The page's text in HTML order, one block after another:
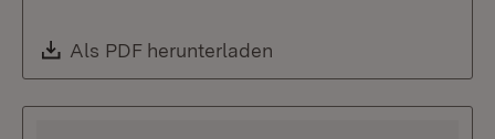
Download:
Als PDF herunterladen